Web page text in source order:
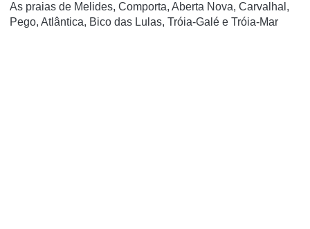
As praias de Melides, Comporta, Aberta Nova, Carvalhal,
Pego, Atlântica, Bico das Lulas, Tróia-Galé e Tróia-Mar